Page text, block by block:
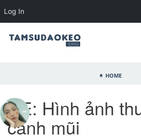
Home
RE: Hình ảnh
cánh mũi
Log In